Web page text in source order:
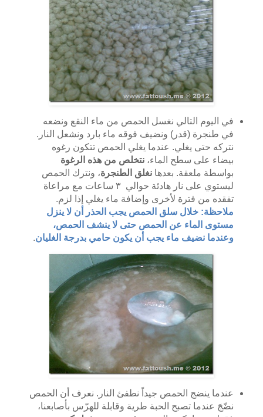
في اليوم التالي نغسل الحمص من ماء النقع ونضعه
في طنجرة (قدر) ونضيف فوقه ماء بارد ونشعل النار.
نتركه حتى يغلي. عندما يغلي الحمص تتكون رغوه
بيضاء على سطح الماء، نتخلص من هذه الرغوة
بواسطة ملعقة. بعدها نغلق الطنجرة، ونترك الحمص
ليستوي على نار هادئة حوالي ٣ ساعات مع مراعاة
تفقده من فترة لأخرى وإضافة ماء يغلي إذا لزم.
ملاحظة: خلال سلق الحمص يجب الحذر أن لا ينزل
مستوى الماء عن الحمص حتى لا ينشف الحمص،
وعندما نضيف ماء يجب أن يكون حامي بدرجة الغليان.
عندما ينضج الحمص جيداً نطفئ النار. نعرف أن الحمص
نضّجَ عندما تصبح الحبة طرية وقابلة للهرّس بأصابعنا،